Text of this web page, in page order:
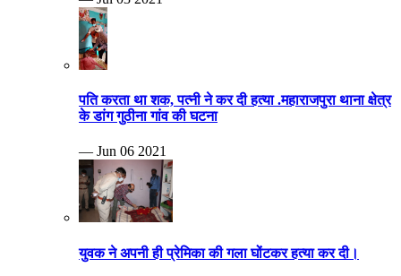
पति करता था शक, पत्नी ने कर दी हत्या .महाराजपुरा थाना क्षेत्र
के डांग गुठीना गांव की घटना
— Jun 06 2021
युवक ने अपनी ही प्रेमिका की गला घोंटकर हत्या कर दी।